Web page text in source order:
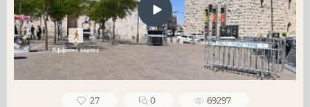
27 0 69297